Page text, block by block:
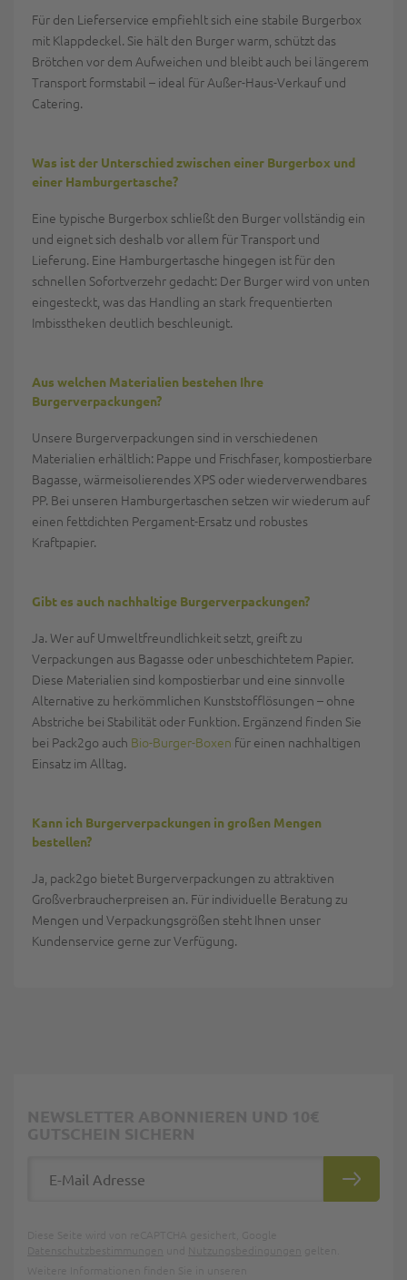
Für den Lieferservice empfiehlt sich eine stabile Burgerbox
mit Klappdeckel. Sie hält den Burger warm, schützt das
Brötchen vor dem Aufweichen und bleibt auch bei längerem
Transport formstabil – ideal für Außer-Haus-Verkauf und
Catering.
Was ist der Unterschied zwischen einer Burgerbox und
einer Hamburgertasche?
Eine typische Burgerbox schließt den Burger vollständig ein
und eignet sich deshalb vor allem für Transport und
Lieferung. Eine Hamburgertasche hingegen ist für den
schnellen Sofortverzehr gedacht: Der Burger wird von unten
eingesteckt, was das Handling an stark frequentierten
Imbisstheken deutlich beschleunigt.
Aus welchen Materialien bestehen Ihre
Burgerverpackungen?
Unsere Burgerverpackungen sind in verschiedenen
Materialien erhältlich: Pappe und Frischfaser, kompostierbare
Bagasse, wärmeisolierendes XPS oder wiederverwendbares
PP. Bei unseren Hamburgertaschen setzen wir wiederum auf
einen fettdichten Pergament-Ersatz und robustes
Kraftpapier.
Gibt es auch nachhaltige Burgerverpackungen?
Ja. Wer auf Umweltfreundlichkeit setzt, greift zu
Verpackungen aus Bagasse oder unbeschichtetem Papier.
Diese Materialien sind kompostierbar und eine sinnvolle
Alternative zu herkömmlichen Kunststofflösungen – ohne
Abstriche bei Stabilität oder Funktion. Ergänzend finden Sie
bei Pack2go auch Bio-Burger-Boxen für einen nachhaltigen
Einsatz im Alltag.
Kann ich Burgerverpackungen in großen Mengen
bestellen?
Ja, pack2go bietet Burgerverpackungen zu attraktiven
Großverbraucherpreisen an. Für individuelle Beratung zu
Mengen und Verpackungsgrößen steht Ihnen unser
Kundenservice gerne zur Verfügung.